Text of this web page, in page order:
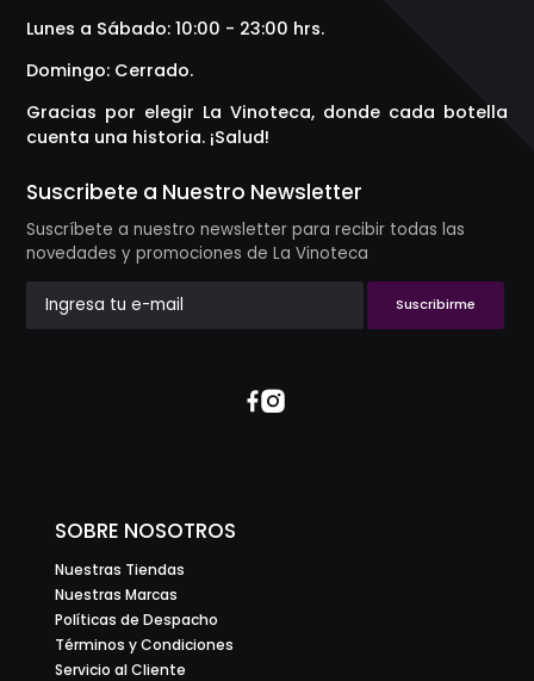
Lunes a Sábado: 10:00 - 23:00 hrs.
Domingo: Cerrado.
Gracias por elegir La Vinoteca, donde cada botella
cuenta una historia. ¡Salud!
Suscribete a Nuestro Newsletter
Suscríbete a nuestro newsletter para recibir todas las
novedades y promociones de La Vinoteca
Suscribirme
SOBRE NOSOTROS
Nuestras Tiendas
Nuestras Marcas
Políticas de Despacho
Términos y Condiciones
Servicio al Cliente